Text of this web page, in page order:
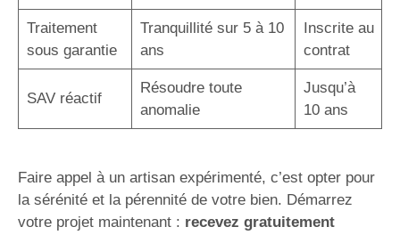
Traitement
sous garantie
Tranquillité sur 5 à 10
ans
Inscrite au
contrat
SAV réactif
Résoudre toute
anomalie
Jusqu’à
10 ans
Faire appel à un artisan expérimenté, c’est opter pour
la sérénité et la pérennité de votre bien. Démarrez
votre projet maintenant : recevez gratuitement